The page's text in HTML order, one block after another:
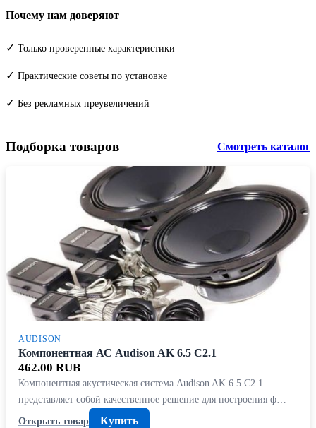
Почему нам доверяют
✓ Только проверенные характеристики
✓ Практические советы по установке
✓ Без рекламных преувеличений
Подборка товаров Смотреть каталог
AUDISON
Компонентная АС Audison AK 6.5 C2.1
462.00 RUB
Компонентная акустическая система Audison AK 6.5 C2.1
представляет собой качественное решение для построения ф…
Открыть товар
Купить